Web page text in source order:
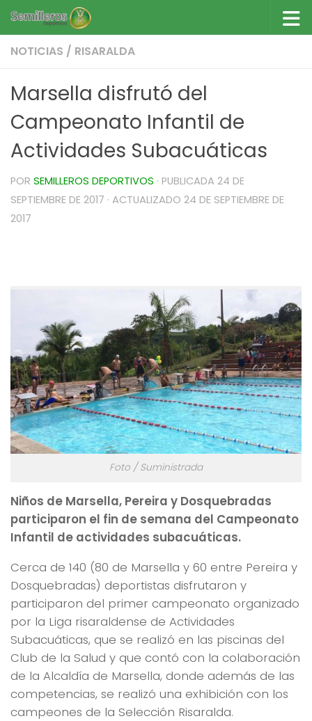
Saltar al contenido
NOTICIAS / RISARALDA
Marsella disfrutó del
Campeonato Infantil de
Actividades Subacuáticas
POR SEMILLEROS DEPORTIVOS · PUBLICADA 24 DE
SEPTIEMBRE DE 2017 · ACTUALIZADO 24 DE SEPTIEMBRE DE
2017
Foto / Suministrada
Niños de Marsella, Pereira y Dosquebradas
participaron el fin de semana del Campeonato
Infantil de actividades subacuáticas.
Cerca de 140 (80 de Marsella y 60 entre Pereira y
Dosquebradas) deportistas disfrutaron y
participaron del primer campeonato organizado
por la Liga risaraldense de Actividades
Subacuáticas, que se realizó en las piscinas del
Club de la Salud y que contó con la colaboración
de la Alcaldía de Marsella, donde además de las
competencias, se realizó una exhibición con los
campeones de la Selección Risaralda.